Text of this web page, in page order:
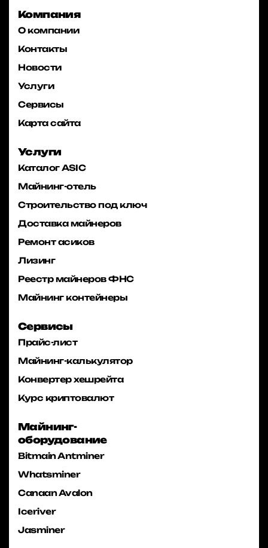
Компания
О компании
Контакты
Новости
Услуги
Сервисы
Карта сайта
Услуги
Каталог ASIC
Майнинг-отель
Строительство под ключ
Доставка майнеров
Ремонт асиков
Лизинг
Реестр майнеров ФНС
Майнинг контейнеры
Сервисы
Прайс-лист
Майнинг-калькулятор
Конвертер хешрейта
Курс криптовалют
Майнинг-
оборудование
Bitmain Antminer
Whatsminer
Canaan Avalon
Iceriver
Jasminer